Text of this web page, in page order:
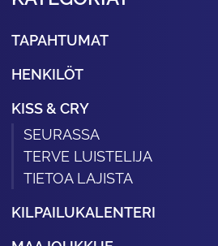
TAPAHTUMAT
HENKILÖT
KISS & CRY
SEURASSA
TERVE LUISTELIJA
TIETOA LAJISTA
KILPAILUKALENTERI